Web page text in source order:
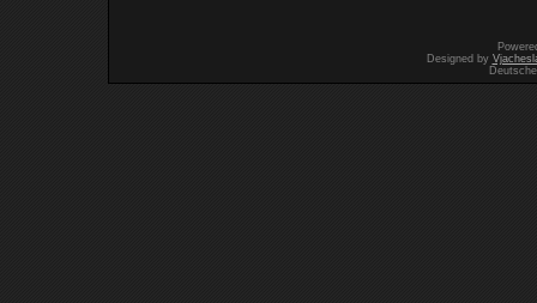
Designed by